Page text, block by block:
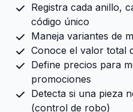
Registra cada anillo,
código único
Maneja variantes de
Conoce el valor total
Define precios para
promociones
Detecta si una pieza
(control de robo)